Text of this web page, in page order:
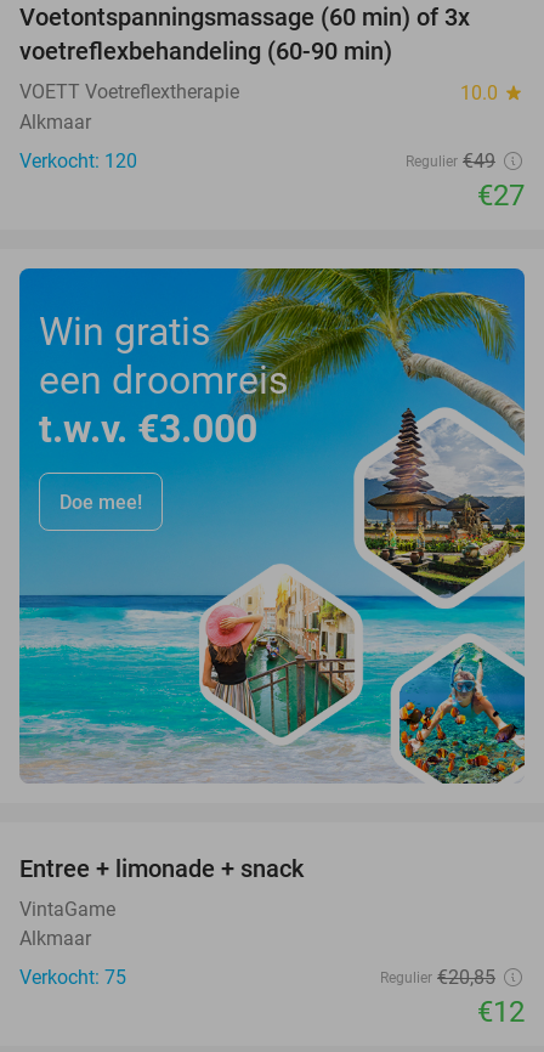
45%
OUT
Voetontspanningsmassage (60 min) of 3x
voetreflexbehandeling (60-90 min)
VOETT Voetreflextherapie 10.0 star
Alkmaar
Verkocht: 120
Regulier €49
€27
Win gratis
een droomreis
t.w.v. €3.000
Doe mee!
Entree + limonade + snack
VintaGame
Alkmaar
Verkocht: 75
Regulier €20,85
€12